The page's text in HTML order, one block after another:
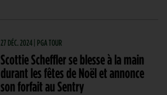
27 DÉC. 2024 | PGA TOUR
Scottie Scheffler se blesse à la main
durant les fêtes de Noël et annonce
son forfait au Sentry